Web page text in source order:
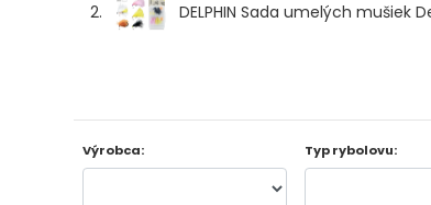
2. DELPHIN Sada umelých mušiek
Výrobca: Typ rybolovu: